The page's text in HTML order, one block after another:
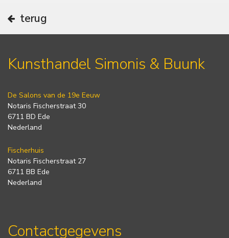
terug
Kunsthandel Simonis & Buunk
De Salons van de 19e Eeuw
Notaris Fischerstraat 30
6711 BD Ede
Nederland
Fischerhuis
Notaris Fischerstraat 27
6711 BB Ede
Nederland
Contactgegevens